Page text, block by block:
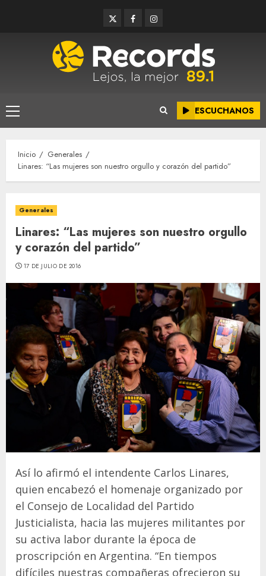
TwitterFacebookInstagram
Menú
principal
ESCUCHANOS
Inicio
Generales
Linares: “Las mujeres son nuestro orgullo y corazón del partido”
Generales
Linares: “Las mujeres son nuestro orgullo
y corazón del partido”
17 DE JULIO DE 2016
Así lo afirmó el intendente Carlos Linares,
quien encabezó el homenaje organizado por
el Consejo de Localidad del Partido
Justicialista, hacia las mujeres militantes por
su activa labor durante la época de
proscripción en Argentina. “En tiempos
difíciles nuestras compañeras ofrecieron su